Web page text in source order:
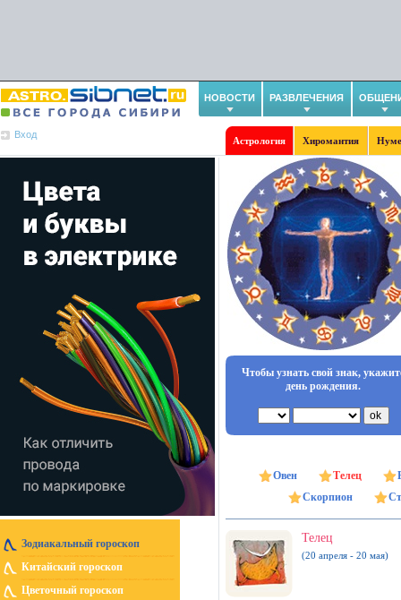
НОВОСТИ РАЗВЛЕЧЕНИЯ
Вход
Астрология Хиромантия
Зодиакальный гороскоп
Китайский гороскоп
Цветочный гороскоп
Чтобы узнать свой знак,
день рождения.
Овен Телец
Скорпион
Телец
(20 апреля - 20 мая)